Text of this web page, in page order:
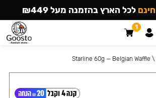
\
Starline 60g — Belgian Waffle
חינם לכל הארץ בהזמנה מעל ₪449
1